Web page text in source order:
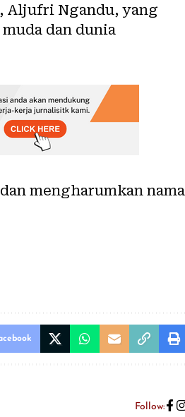
Aljufri Ngandu, yang
dan dunia
mengharumkan nama
Follow: